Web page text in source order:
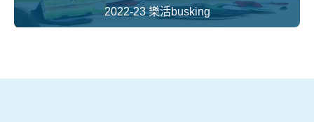
2022-23 樂活busking